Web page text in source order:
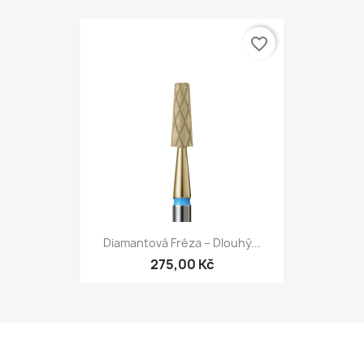
Diamantová Fréza – Dlouhý...
275,00 Kč
favorite_border